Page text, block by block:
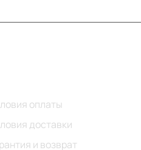
оплаты
доставки
и возврат